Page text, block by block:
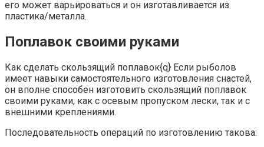
его может варьироваться и он изготавливается из
пластика/металла.
Поплавок своими руками
Как сделать скользящий поплавок{q} Если рыболов
имеет навыки самостоятельного изготовления снастей,
он вполне способен изготовить скользящий поплавок
своими руками, как с осевым пропуском лески, так и с
внешними креплениями.
Последовательность операций по изготовлению такова: